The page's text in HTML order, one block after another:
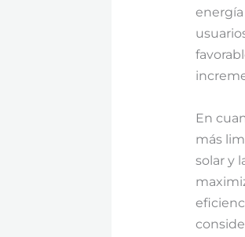
En
más
solar y